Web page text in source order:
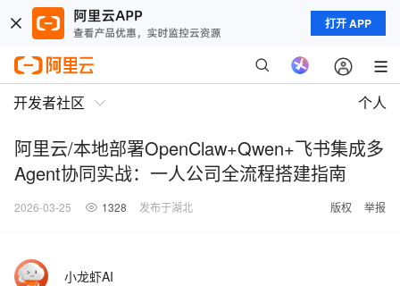
打开 APP
开发者社区 个人
阿里云/本地部署OpenClaw+Qwen+飞书集成多
Agent协同实战：一人公司全流程搭建指南
2026-03-25 1328 发布于湖北 版权 举报
小龙虾AI